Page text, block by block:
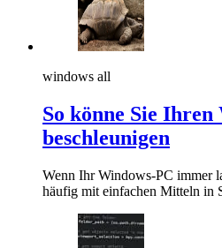
windows all
So könne Sie Ihren
beschleunigen
Wenn Ihr Windows-PC immer
häufig mit einfachen Mitteln in